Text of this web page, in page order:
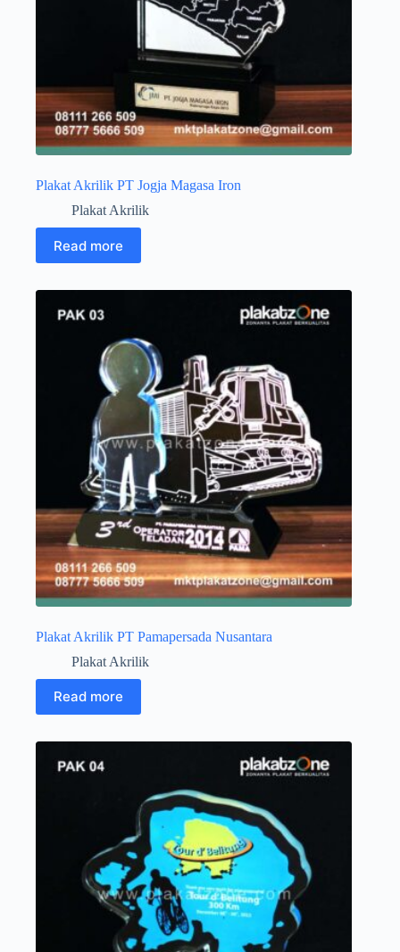
Plakat Akrilik PT Jogja Magasa Iron
Plakat Akrilik
Read more
Plakat Akrilik PT Pamapersada Nusantara
Plakat Akrilik
Read more